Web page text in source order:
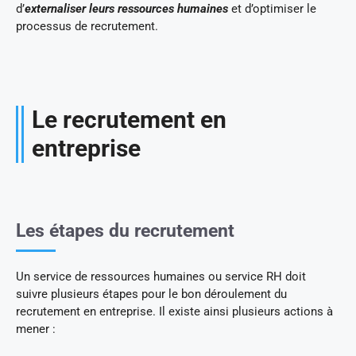
d’externaliser leurs ressources humaines et d’optimiser le
processus de recrutement.
Le recrutement en
entreprise
Les étapes du recrutement
Un service de ressources humaines ou service RH doit
suivre plusieurs étapes pour le bon déroulement du
recrutement en entreprise. Il existe ainsi plusieurs actions à
mener :